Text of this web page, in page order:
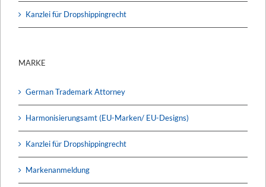
Kanzlei für Dropshippingrecht
MARKE
German Trademark Attorney
Harmonisierungsamt (EU-Marken/ EU-Designs)
Kanzlei für Dropshippingrecht
Markenanmeldung